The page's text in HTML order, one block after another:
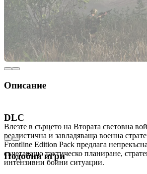
Описание
Влезте в сърцето на Втората световна
реалистична и завладяваща военна
Frontline Edition Pack предлага
съчетаващо тактическо планиране,
интензивни бойни ситуации.
DLC
Подобни игри